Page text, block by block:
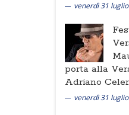
venerdì 31
porta alla
Adriano
venerdì 31